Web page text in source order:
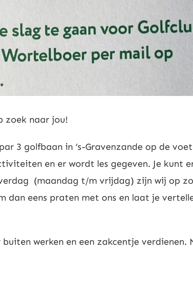
zoek naar jou!
3 golfbaan in ‘s-Gravenzande op de
en er wordt les gegeven. Je kunt
(maandag t/m vrijdag) zijn wij op
eens praten met ons en laat je
werken en een zakcentje